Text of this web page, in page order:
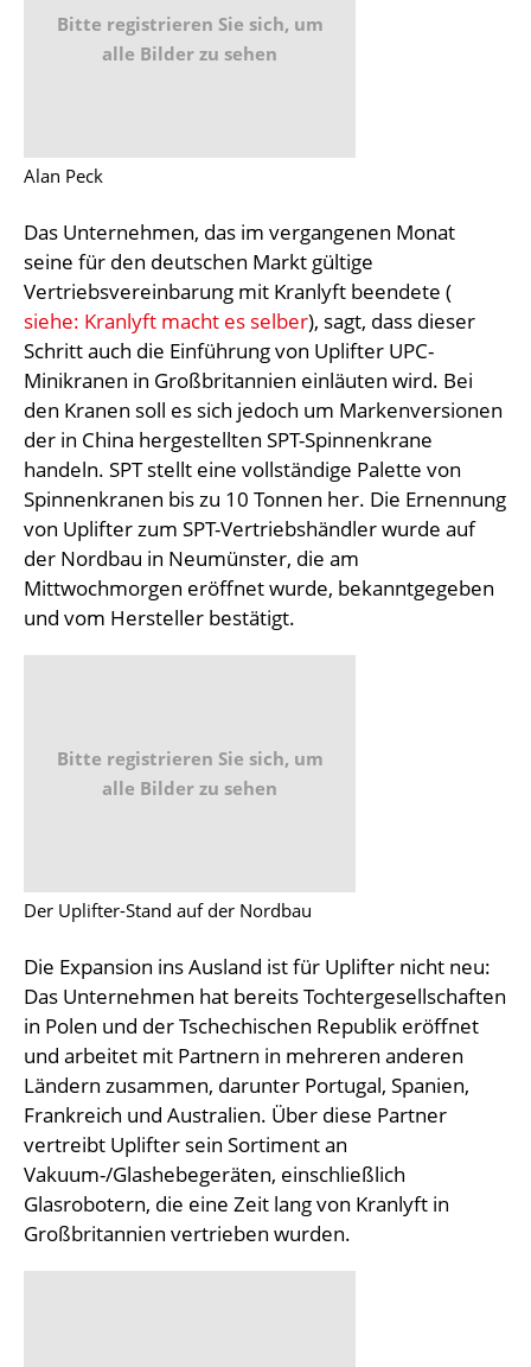
Bitte registrieren Sie sich, um
alle Bilder zu sehen
Alan Peck
Das Unternehmen, das im vergangenen Monat
seine für den deutschen Markt gültige
Vertriebsvereinbarung mit Kranlyft beendete (
siehe: Kranlyft macht es selber), sagt, dass dieser
Schritt auch die Einführung von Uplifter UPC-
Minikranen in Großbritannien einläuten wird. Bei
den Kranen soll es sich jedoch um Markenversionen
der in China hergestellten SPT-Spinnenkrane
handeln. SPT stellt eine vollständige Palette von
Spinnenkranen bis zu 10 Tonnen her. Die Ernennung
von Uplifter zum SPT-Vertriebshändler wurde auf
der Nordbau in Neumünster, die am
Mittwochmorgen eröffnet wurde, bekanntgegeben
und vom Hersteller bestätigt.
Bitte registrieren Sie sich, um
alle Bilder zu sehen
Der Uplifter-Stand auf der Nordbau
Die Expansion ins Ausland ist für Uplifter nicht neu:
Das Unternehmen hat bereits Tochtergesellschaften
in Polen und der Tschechischen Republik eröffnet
und arbeitet mit Partnern in mehreren anderen
Ländern zusammen, darunter Portugal, Spanien,
Frankreich und Australien. Über diese Partner
vertreibt Uplifter sein Sortiment an
Vakuum-/Glashebegeräten, einschließlich
Glasrobotern, die eine Zeit lang von Kranlyft in
Großbritannien vertrieben wurden.